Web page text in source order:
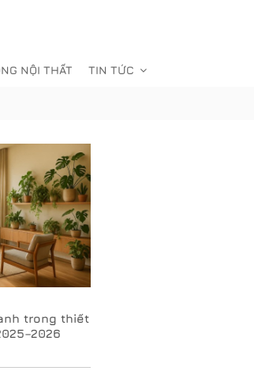
NỘI THẤT TIN TỨC
trong thiết